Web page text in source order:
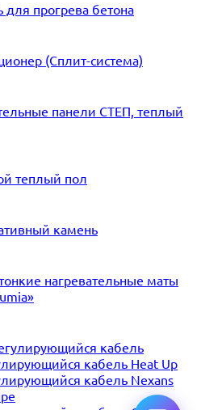
для прогрева бетона
(Сплит-система)
панели СТЕП, теплый
теплый пол
камень
нагревательные маты
кабель
кабель Heat Up
кабель Nexans